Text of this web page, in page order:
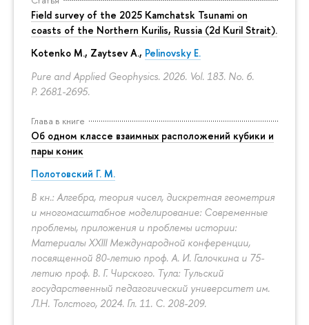
Field survey of the 2025 Kamchatsk Tsunami on
coasts of the Northern Kurilis, Russia (2d Kuril Strait).
Kotenko M., Zaytsev A., Pelinovsky E.
Pure and Applied Geophysics. 2026. Vol. 183. No. 6.
P. 2681-2695.
Глава в книге
Об одном классе взаимных расположений кубики и
пары коник
Полотовский Г. М.
В кн.: Алгебра, теория чисел, дискретная геометрия
и многомасштабное моделирование: Современные
проблемы, приложения и проблемы истории:
Материалы XXIII Международной конференции,
посвященной 80-летию проф. А. И. Галочкина и 75-
летию проф. В. Г. Чирского. Тула: Тульский
государственный педагогический университет им.
Л.Н. Толстого, 2024. Гл. 11. С. 208-209.